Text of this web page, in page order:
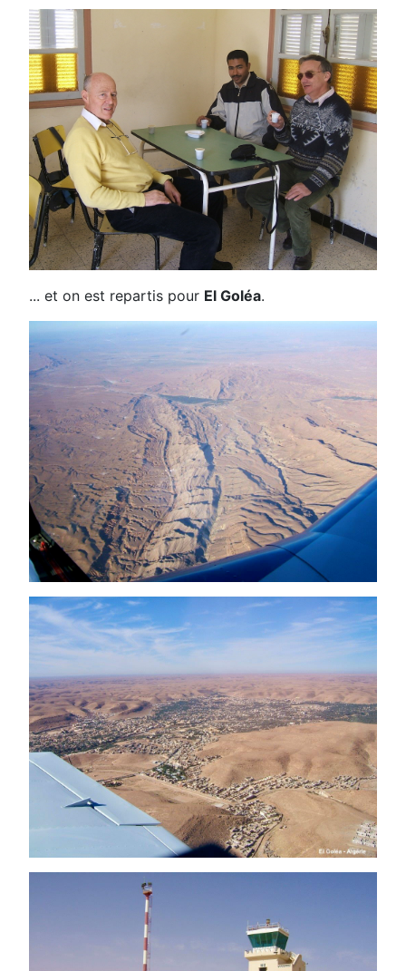
... et on est repartis pour El Goléa.